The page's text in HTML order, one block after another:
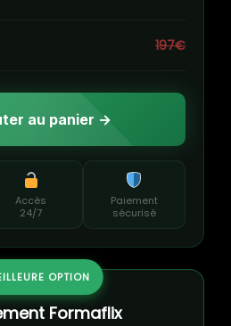
197€
au panier →
Accès
24/7
Paiement
sécurisé
OPTION
Formaflix